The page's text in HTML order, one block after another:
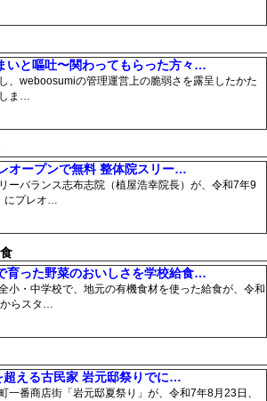
いと嘔吐〜関わってもらった方々…
、weboosumiの管理運営上の脆弱さを露呈したかた
ま…
オープンで無料 整体院スリー…
ーバランス志布志院（植屋浩幸院長）が、令和7年9
にプレオ…
育った野菜のおいしさを学校給食…
小・中学校で、地元の有機食材を使った給食が、令和
らスタ…
超える古民家 岩元邸祭りでに…
一番商店街「岩元邸夏祭り」が、令和7年8月23日、